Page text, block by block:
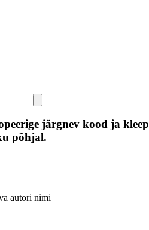
järgnev kood ja
põhjal.
autori nimi